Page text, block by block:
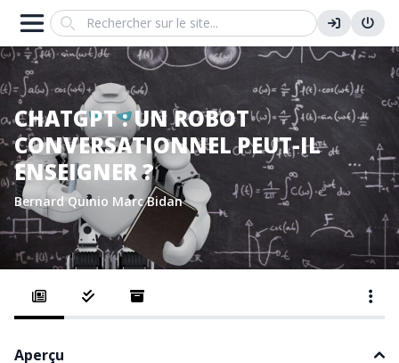
Search
CHATGPT : UN ROBOT
CONVERSATIONNEL PEUT-IL
ENSEIGNER ?
Bernard Quinio Marc Bidan
Aperçu